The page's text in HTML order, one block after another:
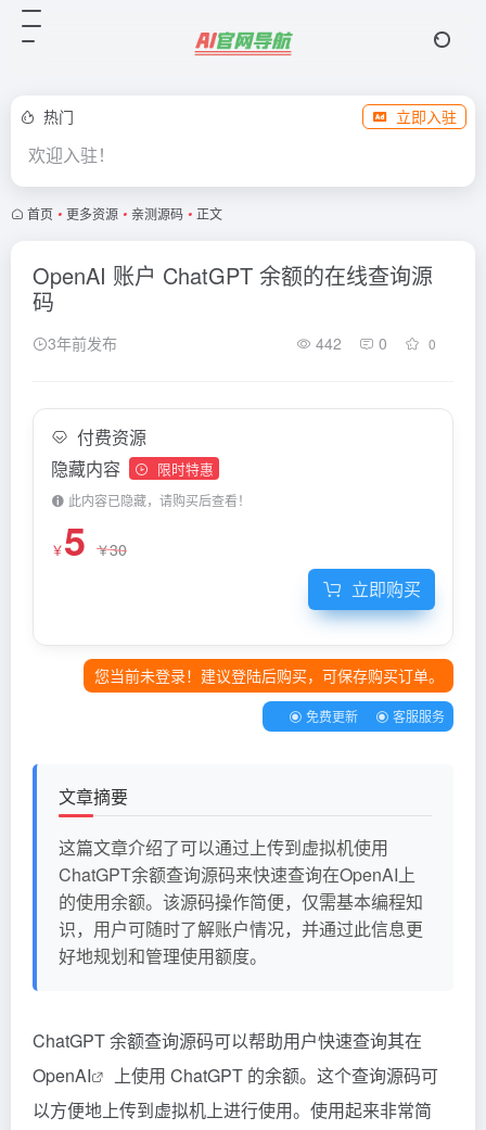
热门 立即入驻
欢迎入驻！
首页 • 更多资源 • 亲测源码 • 正文
OpenAI 账户 ChatGPT 余额的在线查询源
码
3年前发布 442 0 0
付费资源
隐藏内容
限时特惠
此内容已隐藏，请购买后查看！
￥5 ￥30
立即购买
您当前未登录！建议登陆后购买，可保存购买订单。
免费更新 客服服务
文章摘要
这篇文章介绍了可以通过上传到虚拟机使用
ChatGPT余额查询源码来快速查询在OpenAI上
的使用余额。该源码操作简便，仅需基本编程知
识，用户可随时了解账户情况，并通过此信息更
好地规划和管理使用额度。
ChatGPT 余额查询源码可以帮助用户快速查询其在
OpenAI
上使用 ChatGPT 的余额。这个查询源码可
以方便地上传到虚拟机上进行使用。使用起来非常简